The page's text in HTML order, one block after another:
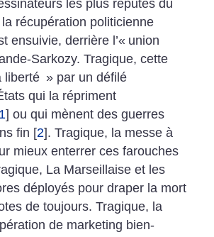
les plus réputés du
récupération politicienne
ensuivie, derrière l’« union
Sarkozy. Tragique, cette
liberté » par un défilé
qui la répriment
1] ou qui mènent des guerres
fin [2]. Tragique, la messe à
mieux enterrer ces farouches
La Marseillaise et les
déployés pour draper la mort
de toujours. Tragique, la
de marketing bien-